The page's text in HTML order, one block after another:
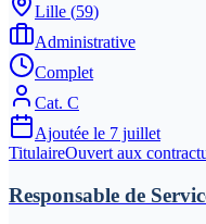
Lille (59)
Administrative
Complet
Cat. C
Ajoutée le 7 juillet
TitulaireOuvert aux
Responsable de